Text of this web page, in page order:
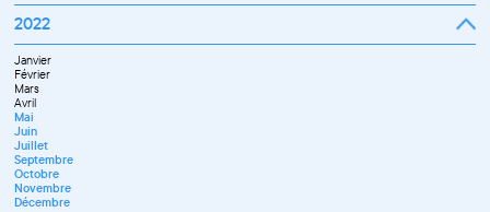
Septembre
Novembre
Décembre
2022
Janvier
Février
Mars
Avril
Mai
Juin
Juillet
Septembre
Octobre
Novembre
Décembre